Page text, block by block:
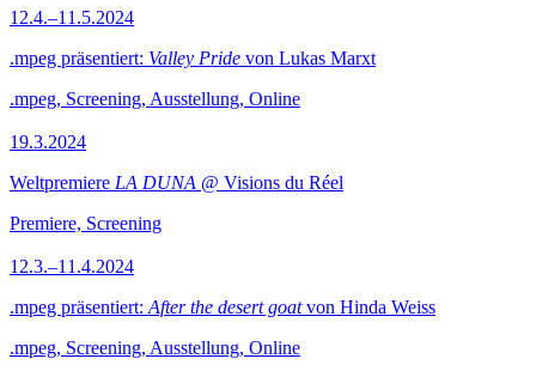
12.4.–11.5.2024
.mpeg präsentiert: Valley Pride von Lukas Marxt
.mpeg, Screening, Ausstellung, Online
19.3.2024
Weltpremiere LA DUNA @ Visions du Réel
Premiere, Screening
12.3.–11.4.2024
.mpeg präsentiert: After the desert goatvon Hinda Weiss
.mpeg, Screening, Ausstellung, Online